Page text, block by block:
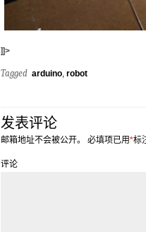
]]>
Tagged arduino, robot
发表评论
邮箱地址不会被公开。 必填项已用*标
评论